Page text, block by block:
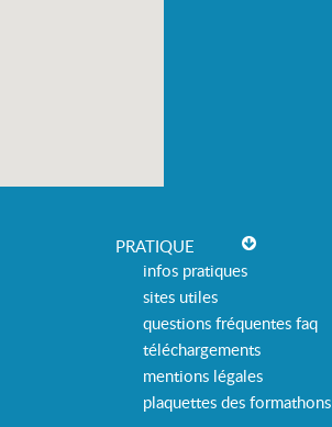
PRATIQUE
infos pratiques
sites utiles
questions fréquentes faq
téléchargements
mentions légales
plaquettes des formathons